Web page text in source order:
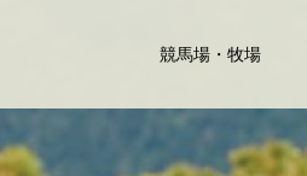
競馬場・牧場